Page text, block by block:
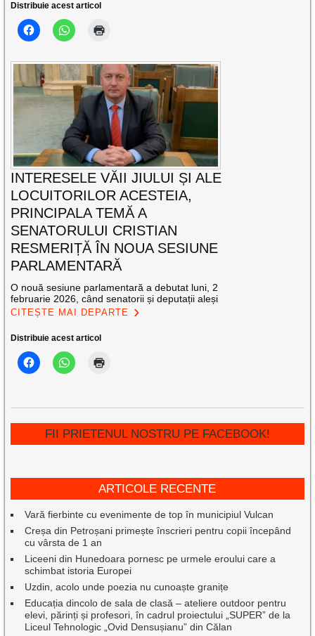
Distribuie acest articol
INTERESELE VĂII JIULUI ȘI ALE
LOCUITORILOR ACESTEIA,
PRINCIPALA TEMĂ A
SENATORULUI CRISTIAN
RESMERIȚĂ ÎN NOUA SESIUNE
PARLAMENTARĂ
O nouă sesiune parlamentară a debutat luni, 2
februarie 2026, când senatorii și deputații aleși
CITEȘTE MAI DEPARTE
Distribuie acest articol
FII PRIETENUL NOSTRU PE FACEBOOK!
ARTICOLE RECENTE
Vară fierbinte cu evenimente de top în municipiul Vulcan
Creșa din Petroșani primește înscrieri pentru copii începând
cu vârsta de 1 an
Liceeni din Hunedoara pornesc pe urmele eroului care a
schimbat istoria Europei
Uzdin, acolo unde poezia nu cunoaște granițe
Educația dincolo de sala de clasă – ateliere outdoor pentru
elevi, părinți și profesori, în cadrul proiectului „SUPER” de la
Liceul Tehnologic „Ovid Densușianu” din Călan